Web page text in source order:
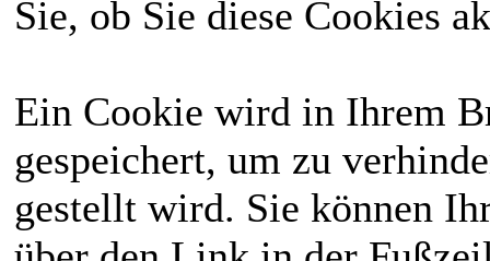
Fähigkeiten. Du
solltest dafür das
18. Lebensjahr
abgeschlossen
haben und reichlich
⟩⟩27.01.2026: Das
wurde einmal
überarbeitet, bitte
schaut erneut
Sie, ob Sie diese Cookies
Ein Cookie wird in Ihrem
gespeichert, um zu
gestellt wird. Sie können